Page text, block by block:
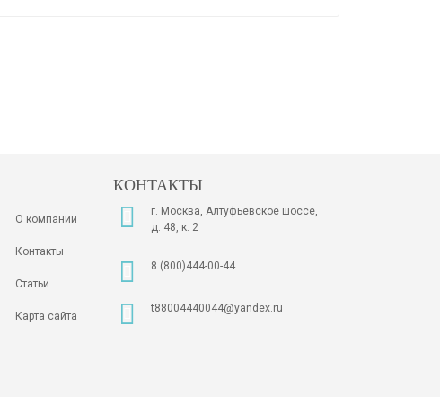
О компании
Контакты
Статьи
Карта сайта
КОНТАКТЫ
г. Москва, Алтуфьевское шоссе,
д. 48, к. 2
8 (800)444-00-44
t88004440044@yandex.ru